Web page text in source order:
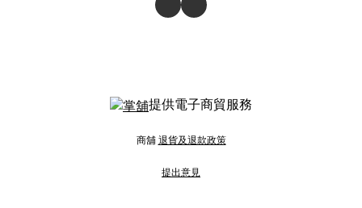
提供電子商貿服務
商舖 退貨及退款政策
提出意見